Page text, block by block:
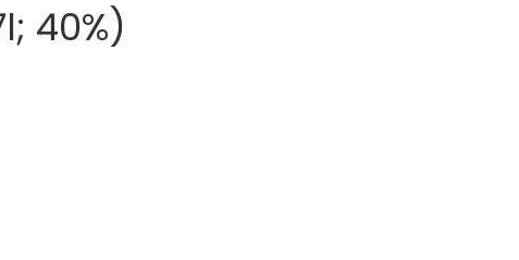
40%)